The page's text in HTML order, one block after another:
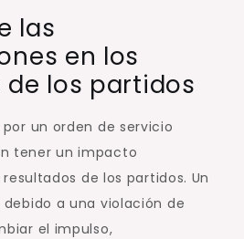
las
en los
los partidos
un orden de servicio
tener un impacto
de los partidos. Un
a una violación de
el impulso,